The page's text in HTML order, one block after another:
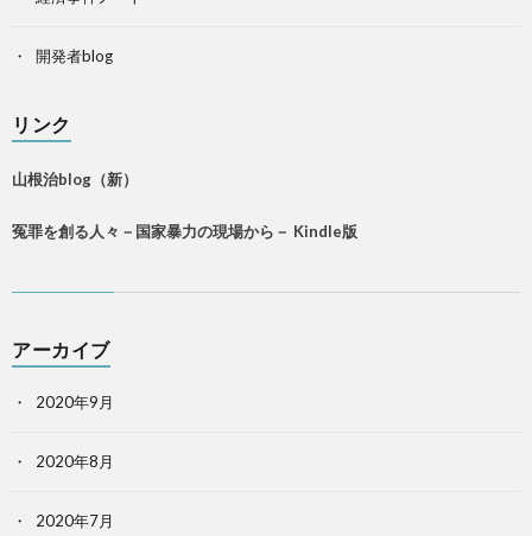
開発者blog
リンク
山根治blog（新）
冤罪を創る人々－国家暴力の現場から－ Kindle版
アーカイブ
2020年9月
2020年8月
2020年7月